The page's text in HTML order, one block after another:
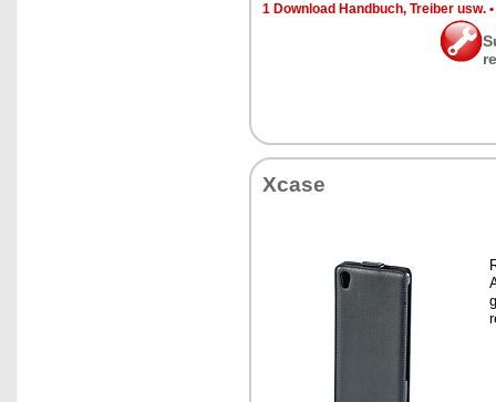
1 Down­load Hand­buch, Trei­ber usw. •
Xca­se